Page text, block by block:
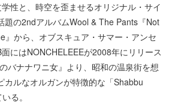
性と、時空を歪ませるオリジナル・サイ
題の2ndアルバムWool & The Pants『Not
から、オブスキュア・サマー・アンセ
にはNONCHELEEEが2008年にリリース
バナナワニ女』より、昭和の温泉街を想
カルなオルガンが特徴的な「Shabbu
る。